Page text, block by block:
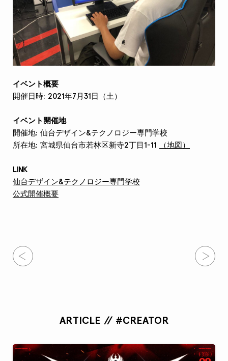
イベント概要
開催日時: 2021年7月31日（土）
イベント開催地
開催地: 仙台デザイン&テクノロジー専門学校
所在地: 宮城県仙台市若林区新寺2丁目1-11
（地図）
LINK
仙台デザイン&テクノロジー専門学校
公式開催概要
ARTICLE // #CREATOR